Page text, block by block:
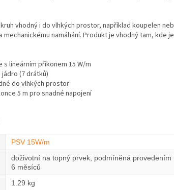
vhodný i do vlhkých prostor, například koupelen
namáhání. Produkt je vhodný tam, kde
lineárním příkonem 15 W/m
(7 drátků)
do vlhkých prostor
5 m pro snadné napojení
PSV 15W/m
doživotní na topný prvek, podmíněná
6 měsíců
1.29 kg